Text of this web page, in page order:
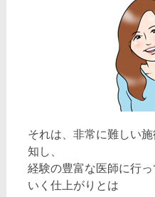
それは、非常に難しい
知し、
経験の豊富な医師に行
いく仕上がりとは